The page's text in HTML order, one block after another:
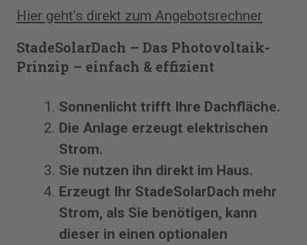
Hier geht’s direkt zum Angebotsrechner
StadeSolarDach – Das Photovoltaik-
Prinzip – einfach & effizient
Sonnenlicht trifft Ihre Dachfläche.
Die Anlage erzeugt elektrischen
Strom.
Sie nutzen ihn direkt im Haus.
Erzeugt Ihr StadeSolarDach mehr
Strom, als Sie benötigen, kann
dieser in einen optionalen